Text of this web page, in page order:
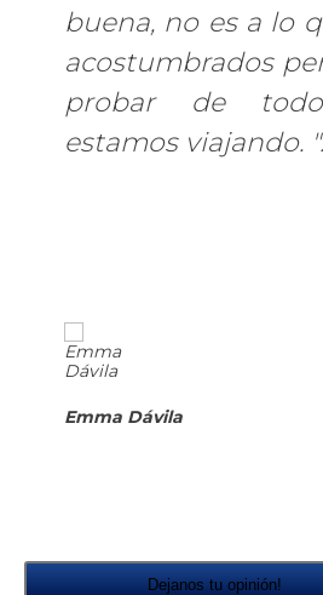
buena, no es a lo
acostumbrados
probar de
estamos viajando.
Emma Dávila
Dejanos tu opinión!